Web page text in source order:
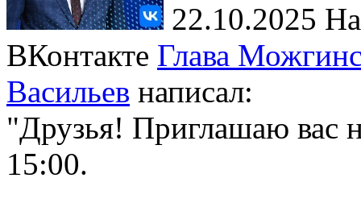
22.10.2025
ВКонтакте Глава
Васильев написал:
"Друзья! Приглашаю вас
15:00.